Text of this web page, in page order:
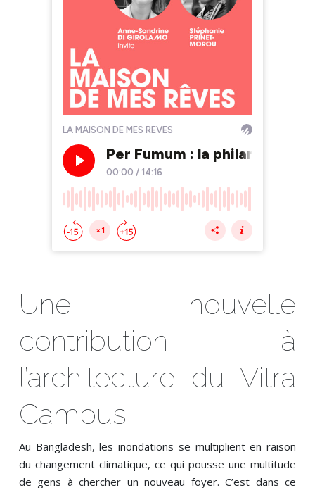
Une nouvelle
contribution à
l’architecture du Vitra
Campus
Au Bangladesh, les inondations se multiplient en raison
du changement climatique, ce qui pousse une multitude
de gens à chercher un nouveau foyer. C’est dans ce